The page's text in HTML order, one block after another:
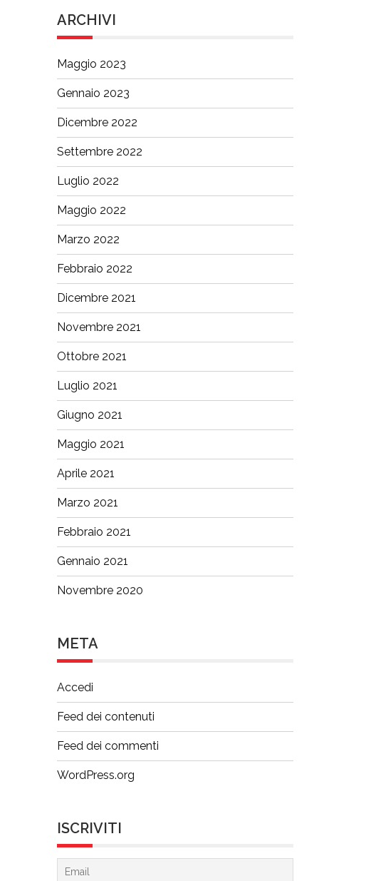
ARCHIVI
Maggio 2023
Gennaio 2023
Dicembre 2022
Settembre 2022
Luglio 2022
Maggio 2022
Marzo 2022
Febbraio 2022
Dicembre 2021
Novembre 2021
Ottobre 2021
Luglio 2021
Giugno 2021
Maggio 2021
Aprile 2021
Marzo 2021
Febbraio 2021
Gennaio 2021
Novembre 2020
META
Accedi
Feed dei contenuti
Feed dei commenti
WordPress.org
ISCRIVITI